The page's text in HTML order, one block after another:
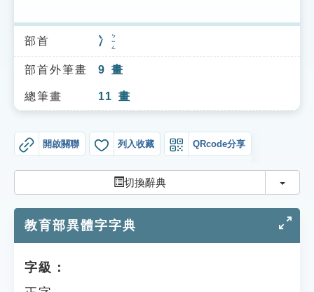
索引選單
知識索引
單字索引
遊戲專區
教學應用
貓頭鷹博士
部首 冫 ㄅㄧㄥ
部首外筆畫 9 畫
總筆畫 11 畫
開啟關聯 列入收藏 QRcode分享
切換辭典 切換
教育部異體字字典
字級：